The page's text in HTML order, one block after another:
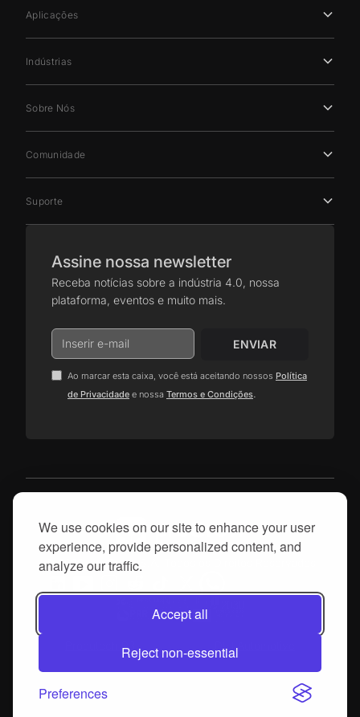
We use cookies on our site to enhance your user
experience, provide personalized content, and
analyze our traffic.
Accept all
Reject non-essential
Preferences
Aplicações
Indústrias
Sobre Nós
Comunidade
Suporte
Assine nossa newsletter
Receba notícias sobre a indústria 4.0, nossa
plataforma, eventos e muito mais.
Ao marcar esta caixa, você está aceitando nossos Política
de Privacidade e nossa Termos e Condições.
© 2025, proGrow, S.A. Todos os Direitos Reservados
Produtech R3 DIH Automotive